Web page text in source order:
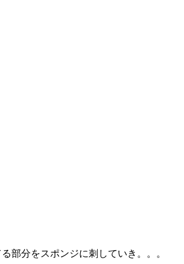
部分をスポンジに刺していき。。。